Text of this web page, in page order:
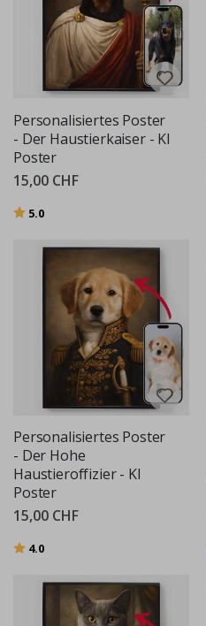
Personalisiertes Poster
- Der Haustierkaiser - KI
Poster
15,00 CHF
Bewertung:
5.0
Personalisiertes Poster
- Der Hohe
Haustieroffizier - KI
Poster
15,00 CHF
Bewertung:
4.0